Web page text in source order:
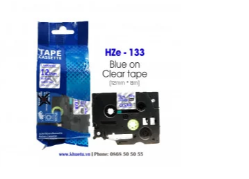
trình.
từ bàn phím